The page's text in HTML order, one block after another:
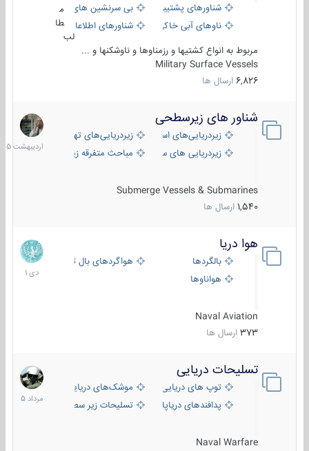
شناورهای پشتیبانی
بی سرنشین های دریایی
ناوهای آبی خاکی و نیروبرشناورهای اطلاعاتی و جاسوسی
طا
لب
مربوط به انواع کشتیها و رزمناوها و ناوشکنها و ...
Military Surface Vessels
6,826 ارسال ها
شناور های زیرسطحی
زیردریایی‌های استراتژیکزیردریایی‌های تهاجمی
زیردریایی های سبک
مباحث متفرقه زیرسطحی
Submerge Vessels & Submarines
1,540 ارسال ها
31
1405
هوا دریا
بالگردها
هواگردهای بال ثابت
هواناوها
Naval Aviation
373 ارسال ها
12
دی
1401
تسلیحات دریایی
توپ های دریایی
موشک‌های دریایی
پدافندهای دریاپایه
تسلیحات زیر سطحی
Naval Warfare
2
مرداد
1405